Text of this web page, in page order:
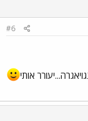
#6
אותי